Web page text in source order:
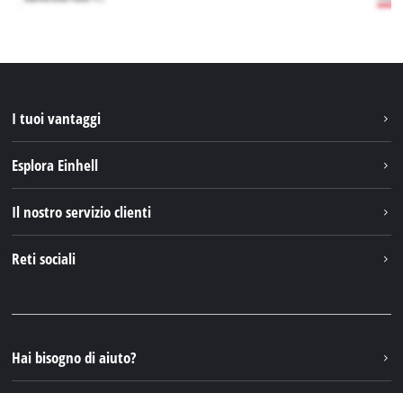
I tuoi vantaggi
Esplora Einhell
Einhell Germany AG
Il nostro servizio clienti
Reti sociali
Instagram
TikTok
Hai bisogno di aiuto?